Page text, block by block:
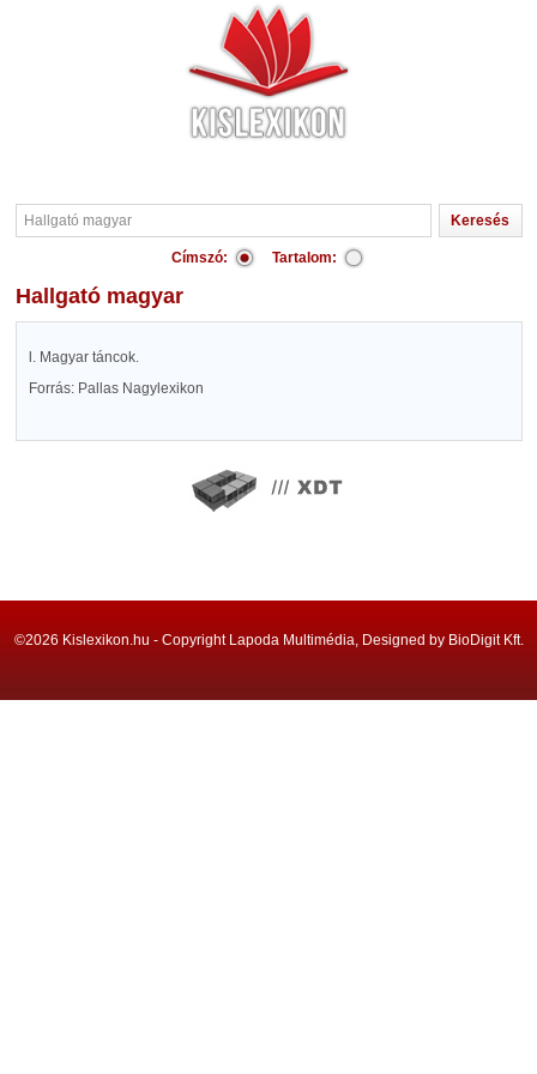
Címszó: Tartalom:
Hallgató magyar
l. Magyar táncok.
Forrás: Pallas Nagylexikon
©2026 Kislexikon.hu - Copyright Lapoda Multimédia, Designed by BioDigit Kft.